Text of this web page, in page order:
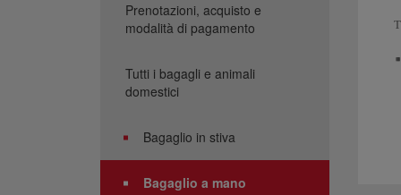
Prenotazioni, acquisto e
modalità di pagamento
Tutti i bagagli e animali
domestici
Bagaglio in stiva
Bagaglio a mano